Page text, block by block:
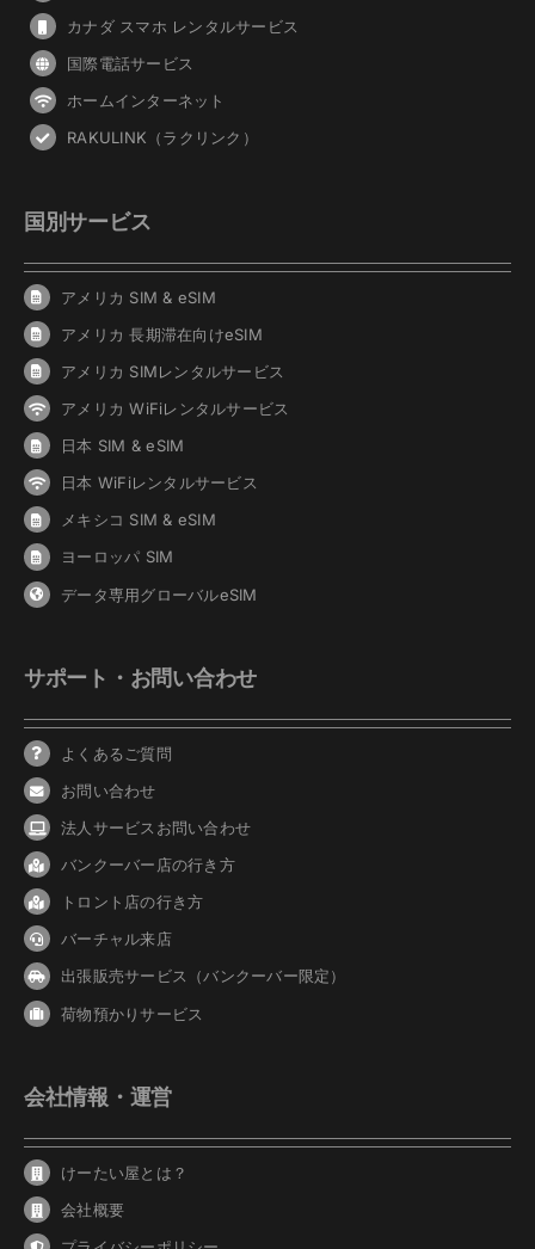
カナダ スマホ レンタルサービス
国際電話サービス
ホームインターネット
RAKULINK（ラクリンク）
国別サービス
アメリカ SIM & eSIM
アメリカ 長期滞在向けeSIM
アメリカ SIMレンタルサービス
アメリカ WiFiレンタルサービス
日本 SIM & eSIM
日本 WiFiレンタルサービス
メキシコ SIM & eSIM
ヨーロッパ SIM
データ専用グローバルeSIM
サポート・お問い合わせ
よくあるご質問
お問い合わせ
法人サービスお問い合わせ
バンクーバー店の行き方
トロント店の行き方
バーチャル来店
出張販売サービス（バンクーバー限定）
荷物預かりサービス
会社情報・運営
けーたい屋とは？
会社概要